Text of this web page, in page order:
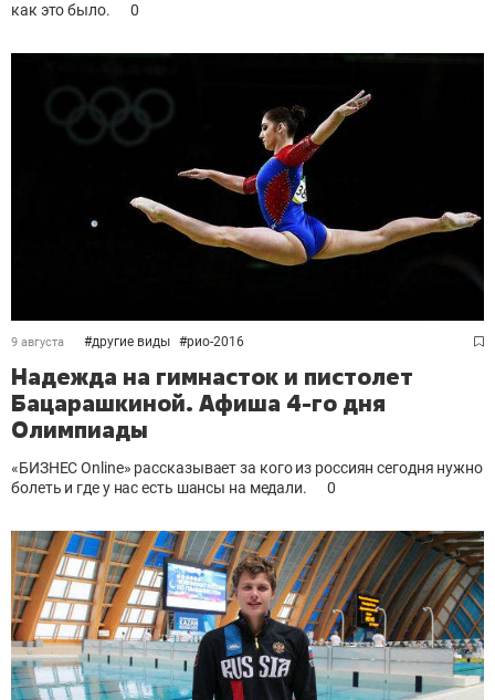
как это было. 0
9 августа #другие виды #рио-2016
Надежда на гимнасток и пистолет
Бацарашкиной. Афиша 4-го дня
Олимпиады
«БИЗНЕСOnline» рассказывает за кого из россиян сегодня нужно
болеть и где у нас есть шансы на медали.
0